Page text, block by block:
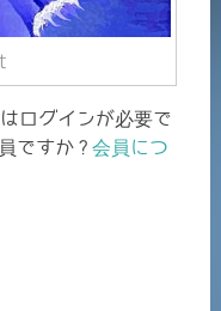
ログインが必要で
ですか ? 会員につ